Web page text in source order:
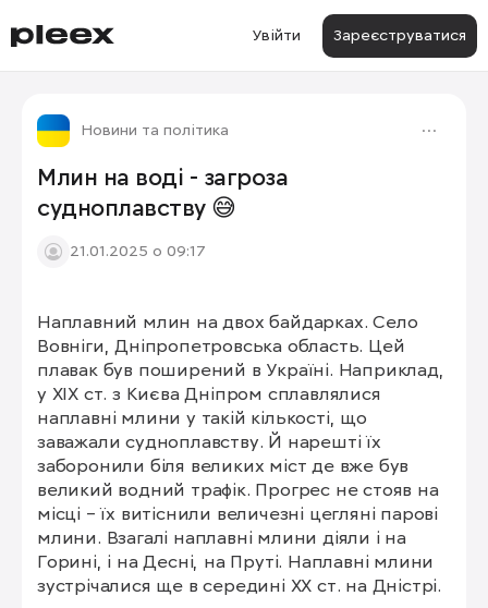
Увійти Зареєструватися
Новини та політика
Млин на воді - загроза
судноплавству 😅
21.01.2025 о 09:17
Наплавний млин на двох байдарках. Село
Вовніги, Дніпропетровська область. Цей
плавак був поширений в Україні. Наприклад,
у ХІХ ст. з Києва Дніпром сплавлялися
наплавні млини у такій кількості, що
заважали судноплавству. Й нарешті їх
заборонили біля великих міст де вже був
великий водний трафік. Прогрес не стояв на
місці – їх витіснили величезні цегляні парові
млини. Взагалі наплавні млини діяли і на
Горині, і на Десні, на Пруті. Наплавні млини
зустрічалися ще в середині ХХ ст. на Дністрі.